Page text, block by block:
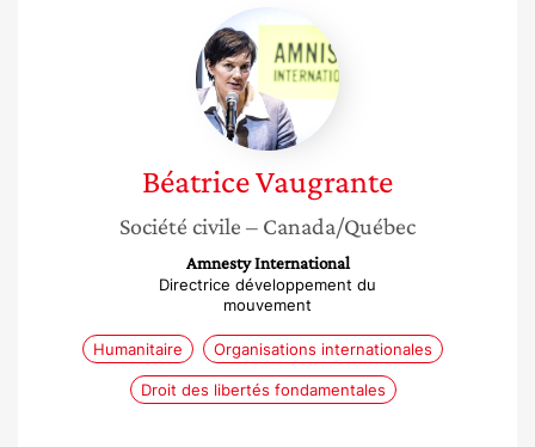
Vaugrante
BéatriceVaugrante
Société civile – Canada/Québec
Amnesty International
Directrice développement du
mouvement
Humanitaire Organisations internationales
Droit des libertés fondamentales